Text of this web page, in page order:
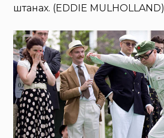
штанах. (EDDIE MULHOLLAND)